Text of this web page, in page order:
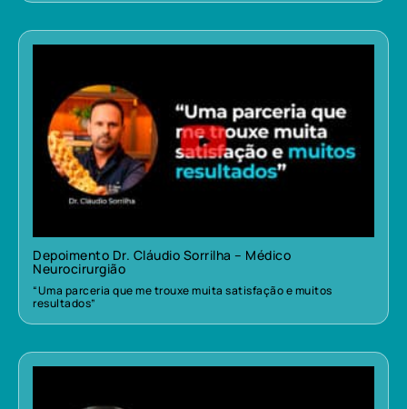
Depoimento Dr. Cláudio Sorrilha – Médico
Neurocirurgião
“Uma parceria que me trouxe muita satisfação e muitos
resultados”